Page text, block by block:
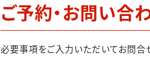
ご予約・お問い合
必要事項をご入力いただいてお問合